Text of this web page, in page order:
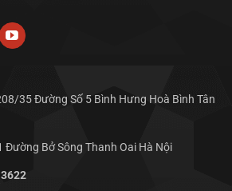
35 Đường Số 5 Bình Hưng Hoà Bình Tân
Đường Bở Sông Thanh Oai Hà Nội